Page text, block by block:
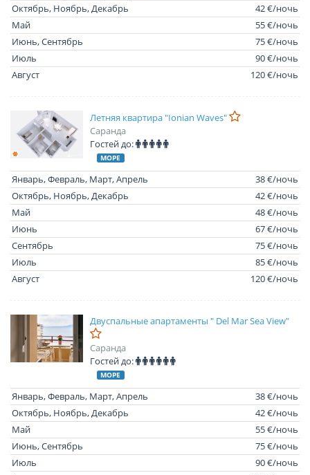
Октябрь, Ноябрь, Декабрь
42 €/ночь
Май
55 €/ночь
Июнь, Сентябрь
75 €/ночь
Июль
90 €/ночь
Август
120 €/ночь
Летняя квартира "Ionian Waves"
Саранда
Гостей до:
МОРЕ
Январь, Февраль, Март, Апрель
38 €/ночь
Октябрь, Ноябрь, Декабрь
42 €/ночь
Май
48 €/ночь
Июнь
67 €/ночь
Сентябрь
75 €/ночь
Июль
85 €/ночь
Август
120 €/ночь
Двуспальные апартаменты " Del Mar Sea View"
Саранда
Гостей до:
МОРЕ
Январь, Февраль, Март, Апрель
38 €/ночь
Октябрь, Ноябрь, Декабрь
42 €/ночь
Май
55 €/ночь
Июнь, Сентябрь
75 €/ночь
Июль
90 €/ночь